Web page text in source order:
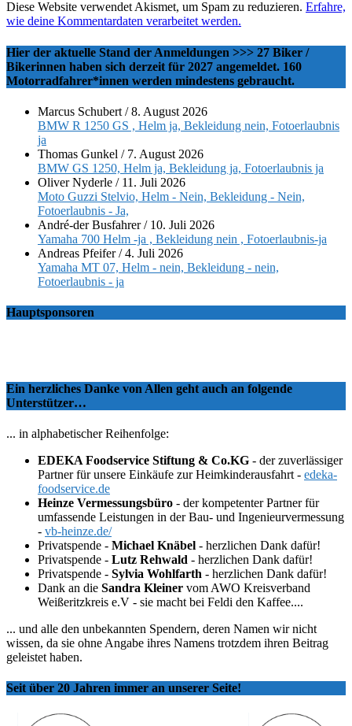
Diese Website verwendet Akismet, um Spam zu reduzieren. Erfahre,
wie deine Kommentardaten verarbeitet werden.
Hier der aktuelle Stand der Anmeldungen >>> 27 Biker /
Bikerinnen haben sich derzeit für 2027 angemeldet. 160
Motorradfahrer*innen werden mindestens gebraucht.
Marcus Schubert /8. August 2026
BMW R 1250 GS , Helm ja, Bekleidung nein, Fotoerlaubnis
ja
Thomas Gunkel / 7. August 2026
BMW GS 1250, Helm ja, Bekleidung ja, Fotoerlaubnis ja
Oliver Nyderle / 11. Juli 2026
Moto Guzzi Stelvio, Helm - Nein, Bekleidung - Nein,
Fotoerlaubnis - Ja,
André-der Busfahrer/ 10. Juli 2026
Yamaha 700 Helm -ja , Bekleidung nein , Fotoerlaubnis-ja
Andreas Pfeifer/4. Juli 2026
Yamaha MT 07, Helm - nein, Bekleidung - nein,
Fotoerlaubnis - ja
Hauptsponsoren
Ein herzliches Danke von Allen geht auch an folgende
Unterstützer…
... in alphabetischer Reihenfolge:
EDEKA Foodservice Stiftung & Co.KG - der zuverlässiger
Partner für unsere Einkäufe zur Heimkinderausfahrt - edeka-
foodservice.de
Heinze Vermessungsbüro - der kompetenter Partner für
umfassende Leistungen in der Bau- und Ingenieurvermessung
- vb-heinze.de/
Privatspende - Michael Knäbel - herzlichen Dank dafür!
Privatspende - Lutz Rehwald - herzlichen Dank dafür!
Privatspende - Sylvia Wohlfarth - herzlichen Dank dafür!
Dank an die Sandra Kleiner vom AWO Kreisverband
Weißeritzkreis e.V - sie macht bei Feldi den Kaffee....
... und alle den unbekannten Spendern, deren Namen wir nicht
wissen, da sie ohne Angabe ihres Namens trotzdem ihren Beitrag
geleistet haben.
Seit über 20 Jahren immer an unserer Seite!